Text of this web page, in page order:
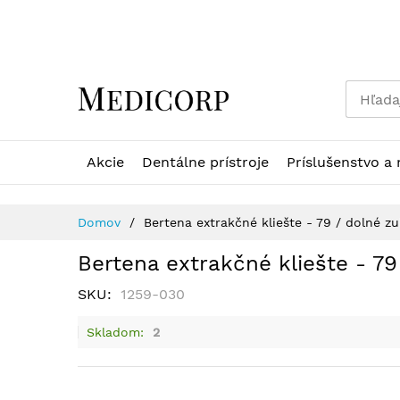
Akcie Dentálne prístroje Príslušenstvo a
Domov Bertena extrakčné kliešte - 79 / dolné
Bertena extrakčné kliešte -
SKU 1259-030
Skladom 2